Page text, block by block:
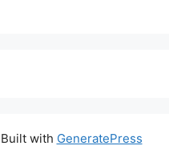
Built with GeneratePress